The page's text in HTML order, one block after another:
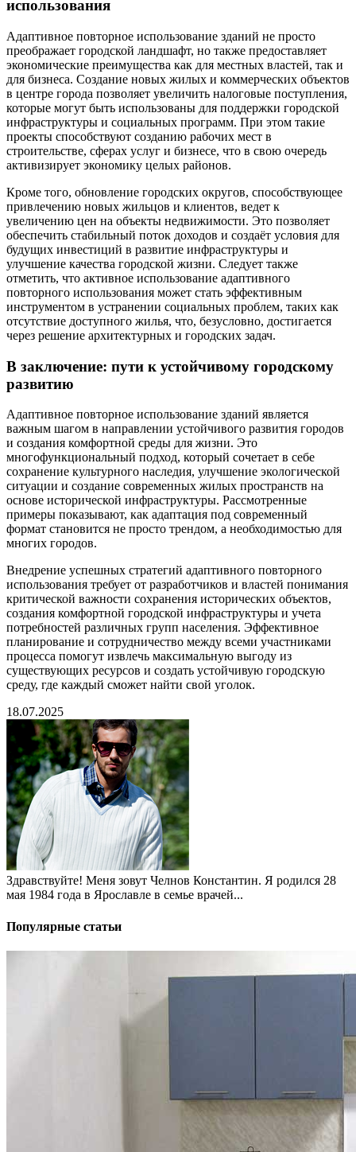
использования
Адаптивное повторное использование зданий не просто
преображает городской ландшафт, но также предоставляет
экономические преимущества как для местных властей, так и
для бизнеса. Создание новых жилых и коммерческих объектов
в центре города позволяет увеличить налоговые поступления,
которые могут быть использованы для поддержки городской
инфраструктуры и социальных программ. При этом такие
проекты способствуют созданию рабочих мест в
строительстве, сферах услуг и бизнесе, что в свою очередь
активизирует экономику целых районов.
Кроме того, обновление городских округов, способствующее
привлечению новых жильцов и клиентов, ведет к
увеличению цен на объекты недвижимости. Это позволяет
обеспечить стабильный поток доходов и создаёт условия для
будущих инвестиций в развитие инфраструктуры и
улучшение качества городской жизни. Следует также
отметить, что активное использование адаптивного
повторного использования может стать эффективным
инструментом в устранении социальных проблем, таких как
отсутствие доступного жилья, что, безусловно, достигается
через решение архитектурных и городских задач.
В заключение: пути к устойчивому городскому
развитию
Адаптивное повторное использование зданий является
важным шагом в направлении устойчивого развития городов
и создания комфортной среды для жизни. Это
многофункциональный подход, который сочетает в себе
сохранение культурного наследия, улучшение экологической
ситуации и создание современных жилых пространств на
основе исторической инфраструктуры. Рассмотренные
примеры показывают, как адаптация под современный
формат становится не просто трендом, а необходимостью для
многих городов.
Внедрение успешных стратегий адаптивного повторного
использования требует от разработчиков и властей понимания
критической важности сохранения исторических объектов,
создания комфортной городской инфраструктуры и учета
потребностей различных групп населения. Эффективное
планирование и сотрудничество между всеми участниками
процесса помогут извлечь максимальную выгоду из
существующих ресурсов и создать устойчивую городскую
среду, где каждый сможет найти свой уголок.
18.07.2025
Здравствуйте! Меня зовут Челнов Константин. Я родился 28
мая 1984 года в Ярославле в семье врачей...
Популярные статьи